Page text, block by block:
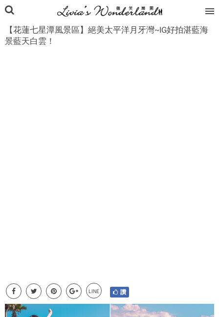
【花蓮七星潭風景區】絕美太平洋月牙灣~IG好拍湛藍海
景藍天白雲！
LINE 讚